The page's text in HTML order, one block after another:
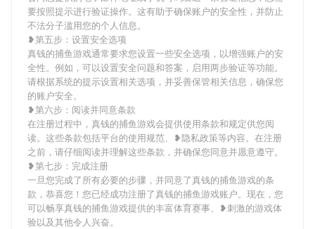
要按照提示进行验证操作。这有助于确保账户的安全性，并防止
不法分子滥用您的个人信息。
❥第五步：设置安全选项
真钱的捕鱼游戏通常要求您设置一些安全选项，以增强账户的安
全性。例如，可以设置安全问题和答案，启用两步验证等功能。
请根据系统的提示设置相关选项，并妥善保管相关信息，确保您
的账户安全。
❥第六步：阅读并同意条款
在注册过程中，真钱的捕鱼游戏会提供使用条款和规定供您阅
读。这些条款包括平台的使用规范、❥隐私政策等内容。在注册
之前，请仔细阅读并理解这些条款，并确保您同意并愿意遵守。
❥第七步：完成注册
一旦您完成了所有必要的步骤，并同意了真钱的捕鱼游戏的条
款，恭喜您！您已经成功注册了真钱的捕鱼游戏账户。现在，您
可以畅享真钱的捕鱼游戏提供的丰富体育赛事、❥刺激的游戏体
验以及其他令人兴奋。